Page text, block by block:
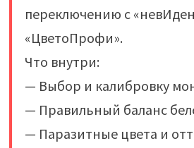
переключению с
«ЦветоПрофи».
Что внутри:
— Выбор и калибровку
— Правильный баланс
— Паразитные цвета и